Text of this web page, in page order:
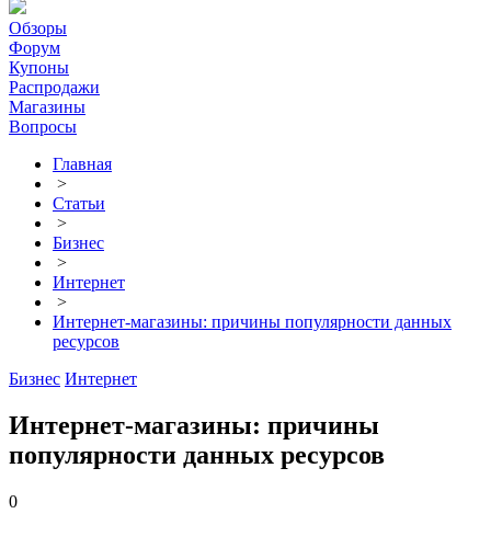
Обзоры
Форум
Купоны
Распродажи
Магазины
Вопросы
Главная
>
Статьи
>
Бизнес
>
Интернет
>
Интернет-магазины: причины популярности данных
ресурсов
Бизнес Интернет
Интернет-магазины: причины
популярности данных ресурсов
0